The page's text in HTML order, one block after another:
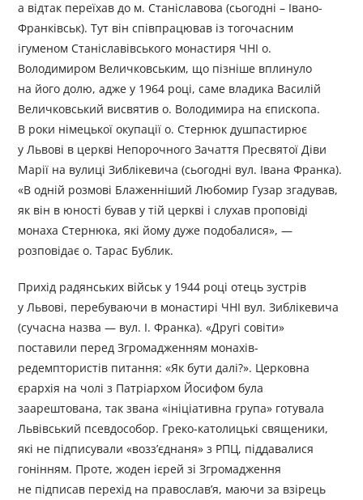
а відтак переїхав до м. Станіславова (сьогодні – Івано-
Франківськ). Тут він співпрацював із тогочасним
ігуменом Станіславівського монастиря ЧНІ о.
Володимиром Величковським, що пізніше вплинуло
на його долю, адже у 1964 році, саме владика Василій
Величковський висвятив о. Володимира на єпископа.
В роки німецької окупації о. Стернюк душпастирює
у Львові в церкві Непорочного Зачаття Пресвятої Діви
Марії на вулиці Зиблікевича (сьогодні вул. Івана Франка).
«В одній розмові Блаженніший Любомир Гузар згадував,
як він в юності бував у тій церкві і слухав проповіді
монаха Стернюка, які йому дуже подобалися», —
розповідає о. Тарас Бублик.
Прихід радянських військ у 1944 році отець зустрів
у Львові, перебуваючи в монастирі ЧНІ вул. Зиблікевича
(сучасна назва — вул. І. Франка). «Другі совіти»
поставили перед Згромадженням монахів-
редемптористів питання: «Як бути далі?». Церковна
єрархія на чолі з Патріархом Йосифом була
заарештована, так звана «ініціативна група» готувала
Львівський псевдособор. Греко-католицькі священики,
які не підписували «возз’єднаня» з РПЦ, піддавалися
гонінням. Проте, жоден ієрей зі Згромадження
не підписав перехід на православ’я, маючи за взірець